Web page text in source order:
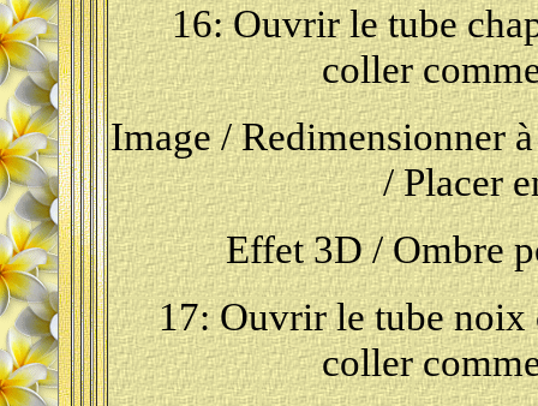
16: Ouvrir le tube
coller
Image / Redimensionner
/ Placer
Effet 3D / Ombre
17: Ouvrir le tube
coller